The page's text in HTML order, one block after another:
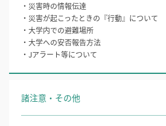
・災害時の情報伝達
・災害が起こったときの『行動』について
・大学内での避難場所
・大学への安否報告方法
・Jアラート等について
諸注意・その他